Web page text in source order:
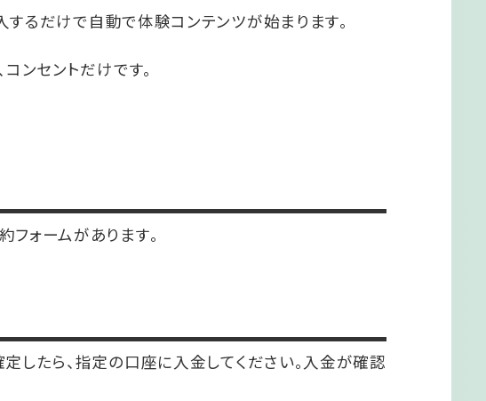
するだけで自動で体験コンテンツが始まります。
ンセントだけです。
ォームがあります。
したら、指定の口座に入金してください。入金が確認